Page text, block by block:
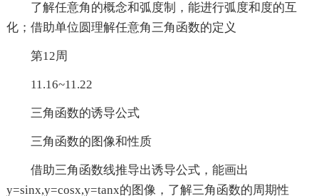
了解任意角的概念和弧度制，能进行弧度和度的互
化；借助单位圆理解任意角三角函数的定义
第12周
11.16~11.22
三角函数的诱导公式
三角函数的图像和性质
借助三角函数线推导出诱导公式，能画出
y=sinx,y=cosx,y=tanx的图像，了解三角函数的周期性